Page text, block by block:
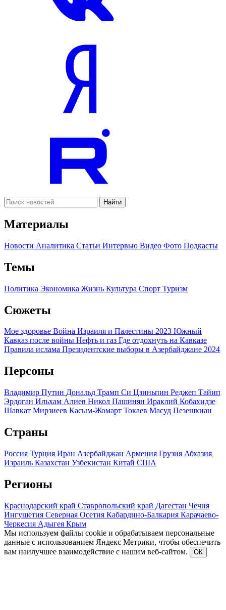
Найти
Материалы
Новости Аналитика Статьи Интервью Видео Фото Подкасты
Темы
Политика Экономика Жизнь Культура Спорт Туризм
Сюжеты
Мое здоровье Война Израиля и Палестины 2023 Южный
Кавказ после войны Нефть и газ Где отдохнуть на Кавказе
Правила ислама Президентские выборы в Азербайджане 2024
Персоны
Владимир Путин Дональд Трамп Си Цзиньпин Реджеп Тайип
Эрдоган Ильхам Алиев Никол Пашинян Ираклий Кобахидзе
Шавкат Мирзиеев Касым-Жомарт Токаев Масуд Пезешкиан
Страны
Россия Турция Иран Азербайджан Армения Грузия Абхазия
Израиль Казахстан Узбекистан Китай США
Регионы
Краснодарский край Ставропольский край Дагестан Чечня
Ингушетия Северная Осетия Кабардино-Балкария Карачаево-
Черкесия Адыгея Крым
Мы используем файлы cookie и обрабатываем персональные
данные с использованием Яндекс Метрики, чтобы обеспечить
вам наилучшее взаимодействие с нашим веб-сайтом.
ОК